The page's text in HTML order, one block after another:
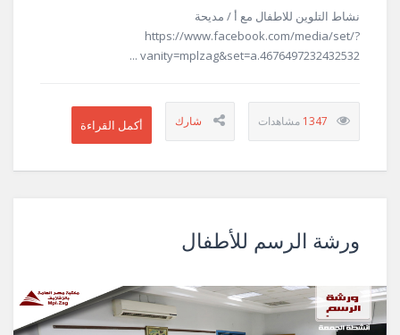
نشاط التلوين للاطفال مع أ / مديحة
https://www.facebook.com/media/set/?
vanity=mplzag&set=a.4676497232432532 ...
1347
ورشة الرسم للأطفال